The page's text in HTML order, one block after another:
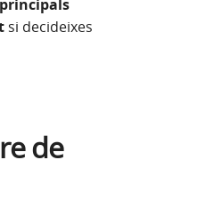
principals
si decideixes
de